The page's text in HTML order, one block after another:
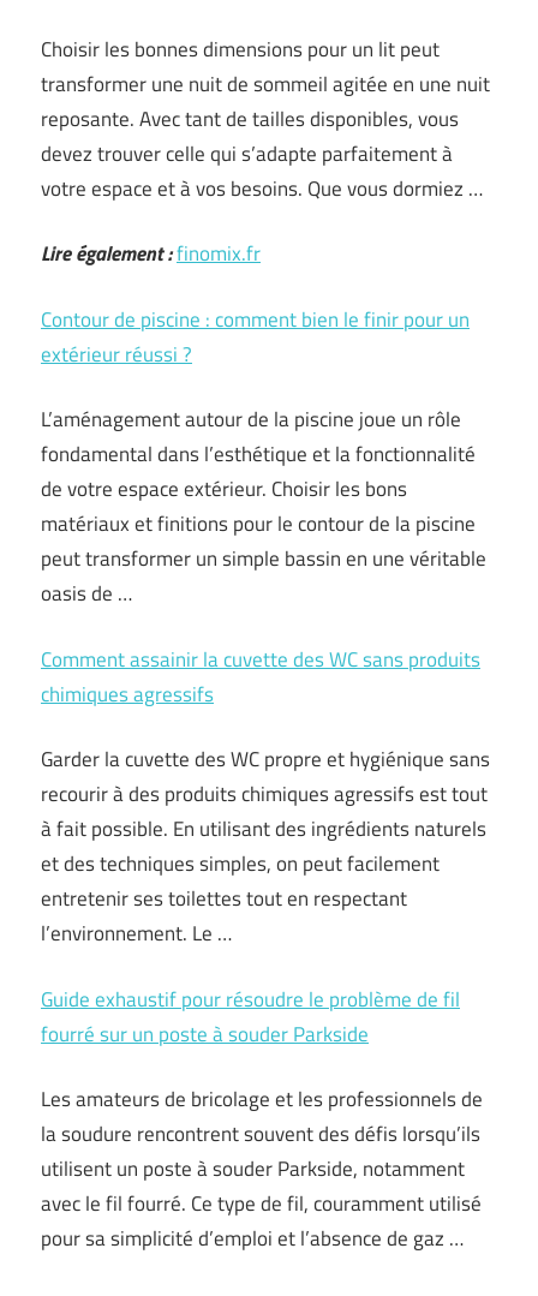
Choisir les bonnes dimensions pour un lit peut
transformer une nuit de sommeil agitée en une nuit
reposante. Avec tant de tailles disponibles, vous
devez trouver celle qui s’adapte parfaitement à
votre espace et à vos besoins. Que vous dormiez …
Lire également :finomix.fr
Contour de piscine : comment bien le finir pour un
extérieur réussi ?
L’aménagement autour de la piscine joue un rôle
fondamental dans l’esthétique et la fonctionnalité
de votre espace extérieur. Choisir les bons
matériaux et finitions pour le contour de la piscine
peut transformer un simple bassin en une véritable
oasis de …
Comment assainir la cuvette des WC sans produits
chimiques agressifs
Garder la cuvette des WC propre et hygiénique sans
recourir à des produits chimiques agressifs est tout
à fait possible. En utilisant des ingrédients naturels
et des techniques simples, on peut facilement
entretenir ses toilettes tout en respectant
l’environnement. Le …
Guide exhaustif pour résoudre le problème de fil
fourré sur un poste à souder Parkside
Les amateurs de bricolage et les professionnels de
la soudure rencontrent souvent des défis lorsqu’ils
utilisent un poste à souder Parkside, notamment
avec le fil fourré. Ce type de fil, couramment utilisé
pour sa simplicité d’emploi et l’absence de gaz …